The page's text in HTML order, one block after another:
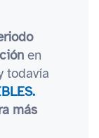
en
todavía
más